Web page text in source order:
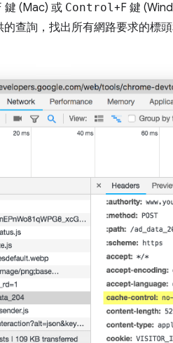
鍵 (Mac) 或 Control+F 鍵
查詢，找出所有網路要求的標頭